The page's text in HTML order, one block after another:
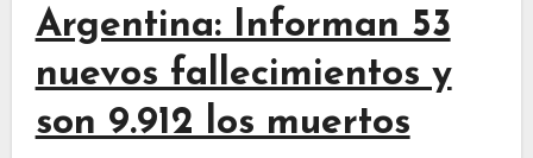
Argentina: Informan 53
nuevos fallecimientos y
son 9.912 los muertos